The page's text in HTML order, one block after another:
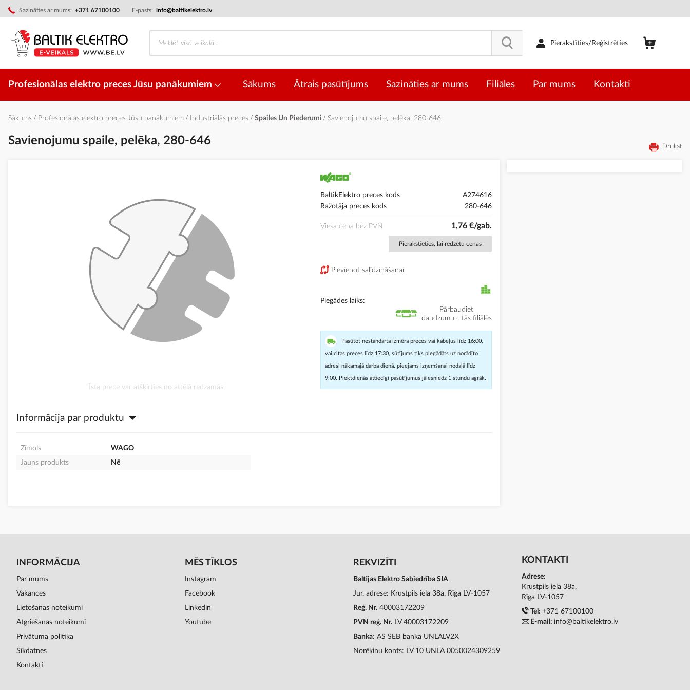
Sazināties ar mums: +371 67100100 E-pasts: info@baltikelektro.lv
Skip
to
Content
Pierakstīties/Reģistrēties
Profesionālas elektro preces Jūsu panākumiem Sākums Ātrais pasūtījums Sazināties ar mums Filiāles Par mums Kontakti
Sākums Profesionālas elektro preces Jūsu panākumiem Industriālās preces Spailes Un Piederumi Savienojumu spaile, pelēka, 280-646
Savienojumu spaile, pelēka, 280-646 Drukāt
sākumu
Īsta prece var atšķirties no attēlā redzamās
BaltikElektro preces kods
A274616
Ražotāja preces kods
280-646
Viesa cena bez PVN 1,76 €/gab.
Pierakstieties, lai redzētu cenas
Pievienot salīdzināšanai
Piegādes laiks
Pārbaudiet
daudzumu citās filiālēs
Pasūtot nestandarta izmēra preces vai kabeļus līdz 16:00,
vai citas preces līdz 17:30, sūtījums tiks piegādāts uz norādīto
adresi nākamajā darba dienā, pieejams izņemšanai nodaļā līdz
9:00. Piektdienās attiecīgi pasūtījumus jāiesniedz 1 stundu agrāk.
Informācija par produktu
Zīmols
WAGO
Jauns produkts
Nē
INFORMĀCIJA
Par mums
Vakances
Lietošanas noteikumi
Atgriešanas noteikumi
Privātuma politika
Sīkdatnes
Kontakti
MĒS TĪKLOS
Instagram
Facebook
Linkedin
Youtube
REKVIZĪTI
Baltijas Elektro Sabiedrība SIA
Jur. adrese: Krustpils iela 38a, Rīga LV-1057
Reģ. Nr. 40003172209
PVN reģ. Nr. LV 40003172209
Banka: AS SEB banka UNLALV2X
Norēķinu konts: LV 10 UNLA 0050024309259
KONTAKTI
Adrese:
Krustpils iela 38a,
Rīga LV-1057
Tel: +371 67100100
E-mail: info@baltikelektro.lv